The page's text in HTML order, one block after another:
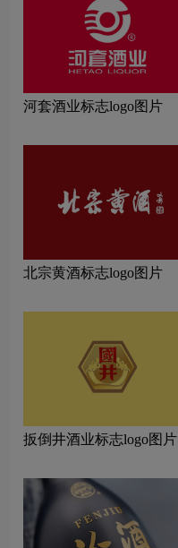
河套酒业标志logo图片
北宗黄酒标志logo图片
扳倒井酒业标志logo图片